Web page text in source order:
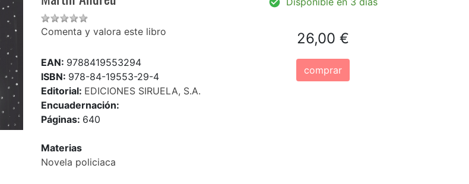
Comenta y valora este libro
EAN: 9788419553294
ISBN: 978-84-19553-29-4
Editorial: EDICIONES SIRUELA, S.A.
Encuadernación:
Páginas: 640
Materias
Novela policiaca
26,00 €
comprar